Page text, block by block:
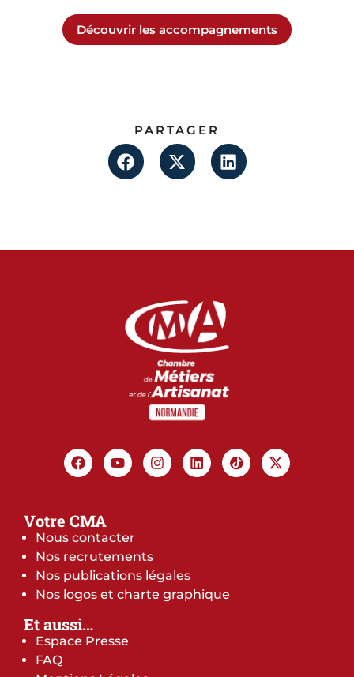
Découvrir les accompagnements
PARTAGER
Votre CMA
Nous contacter
Nos recrutements
Nos publications légales
Nos logos et charte graphique
Et aussi…
Espace Presse
FAQ